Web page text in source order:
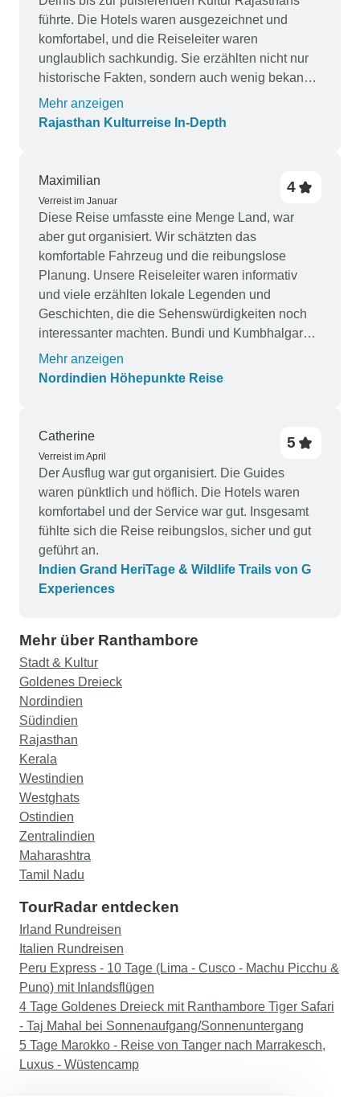
führte. Die Hotels waren ausgezeichnet und
komfortabel, und die Reiseleiter waren
unglaublich sachkundig. Sie erzählten nicht nur
historische Fakten, sondern auch wenig bekannte
Geschichten, die die Reise noch interessanter
machten. Der Fahrer war hervorragend, und die
Höhepunkt, ebenso wie die atemberaubenden
Paläste in Udaipur. Diese Tour ist ein Muss für
jeden, der das indische Erbe erkunden möchte.
Mehr anzeigen
Rajasthan Kulturreise In-Depth
Maximilian
Verreist im Januar
4
Diese Reise umfasste eine Menge Land, war
aber gut organisiert. Wir schätzten das
komfortable Fahrzeug und die reibungslose
Planung. Unsere Reiseleiter waren informativ
und viele erzählten lokale Legenden und
Geschichten, die die Sehenswürdigkeiten noch
interessanter machten. Bundi und Kumbhalgarh
waren ruhiger, aber atemberaubend. Einige
Hotels könnten eine Überholung vertragen, aber
Mehr anzeigen
Nordindien Höhepunkte Reise
Catherine
Verreist im April
5
Der Ausflug war gut organisiert. Die Guides
waren pünktlich und höflich. Die Hotels waren
komfortabel und der Service war gut. Insgesamt
fühlte sich die Reise reibungslos, sicher und gut
geführt an.
Indien Grand HeriTage & Wildlife Trails von G
Experiences
Mehr über Ranthambore
Stadt & Kultur
Goldenes Dreieck
Nordindien
Südindien
Rajasthan
Kerala
Westindien
Westghats
Ostindien
Zentralindien
Maharashtra
Tamil Nadu
TourRadar entdecken
Irland Rundreisen
Italien Rundreisen
Peru Express - 10 Tage (Lima - Cusco - Machu Picchu &
Puno) mit Inlandsflügen
4 Tage Goldenes Dreieck mit Ranthambore Tiger Safari
- Taj Mahal bei Sonnenaufgang/Sonnenuntergang
5 Tage Marokko - Reise von Tanger nach Marrakesch,
Luxus - Wüstencamp